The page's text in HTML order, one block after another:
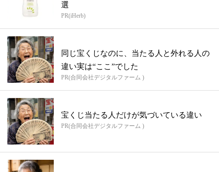
選
PR(iHerb)
同じ宝くじなのに、当たる人と外れる人の
違い実は“ここ”でした
PR(合同会社デジタルファーム )
宝くじ当たる人だけが気づいている違い
PR(合同会社デジタルファーム )